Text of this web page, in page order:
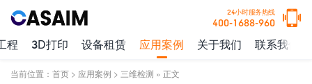
24小时服务热线
400-1688-960
程 3D打印 设备租赁 应用案例 关于我们 联系我们
当前位置： 首页 > 应用案例 > 三维检测 » 正文